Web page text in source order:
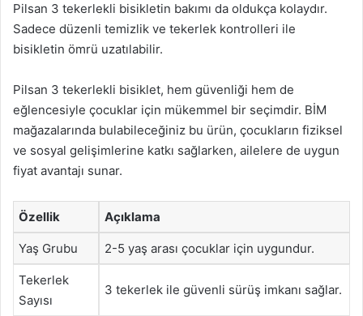
Pilsan 3 tekerlekli bisikletin bakımı da oldukça kolaydır.
Sadece düzenli temizlik ve tekerlek kontrolleri ile
bisikletin ömrü uzatılabilir.
Pilsan 3 tekerlekli bisiklet, hem güvenliği hem de
eğlencesiyle çocuklar için mükemmel bir seçimdir. BİM
mağazalarında bulabileceğiniz bu ürün, çocukların fiziksel
ve sosyal gelişimlerine katkı sağlarken, ailelere de uygun
fiyat avantajı sunar.
Özellik Açıklama
Yaş Grubu 2-5 yaş arası çocuklar için uygundur.
Tekerlek
Sayısı
3 tekerlek ile güvenli sürüş imkanı sağlar.